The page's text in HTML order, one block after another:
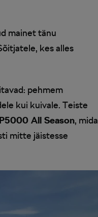
mainet tänu
kes alles
pehmem
kui kuivale. Teiste
All Season, mida
mitte jäistesse